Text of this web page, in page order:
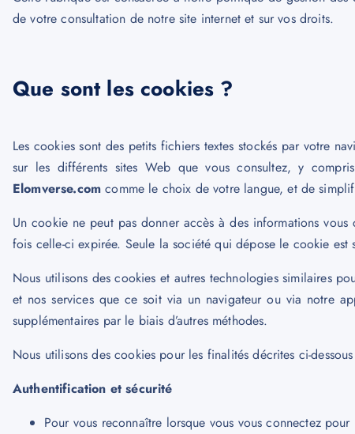
de votre consultation de notre site internet et sur vos droits.
Que sont les cookies ?
Les cookies sont des petits fichiers textes stockés par votre
sur les différents sites Web que vous consultez, y
Elomverse.com comme le choix de votre langue, et de
Un cookie ne peut pas donner accès à des informations
fois celle-ci expirée. Seule la société qui dépose le cookie
Nous utilisons des cookies et autres technologies similaires
et nos services que ce soit via un navigateur ou via notre
supplémentaires par le biais d’autres méthodes.
Nous utilisons des cookies pour les finalités décrites ci-
Authentification et sécurité
Pour vous reconnaître lorsque vous vous connectez